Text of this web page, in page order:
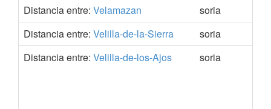
Distancia entre: Velamazan soria
Distancia entre: Velilla-de-la-Sierra soria
Distancia entre: Velilla-de-los-Ajos soria